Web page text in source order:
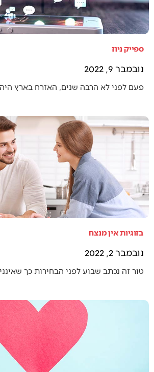
ספייק ניוז
נובמבר 9, 2022
פעם לפני לא הרבה שנים, האזרח בארץ
בזוגיות אין מנצח
נובמבר 2, 2022
טור זה נכתב שבוע לפני הבחירות כך